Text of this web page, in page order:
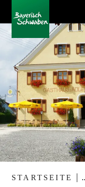
STARTSEITE